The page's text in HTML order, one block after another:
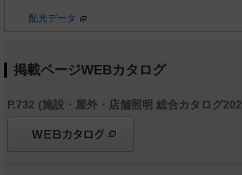
配光データ
掲載ページWEBカタログ
P.732 (施設・屋外・店舗照明 総合カタログ